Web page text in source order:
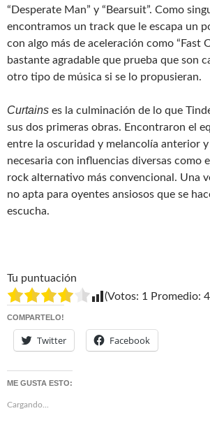
“Desperate Man” y “Bearsuit”. Como
encontramos un track que le escapa un
con algo más de aceleración como “Fast
bastante agradable que prueba que son
otro tipo de música si se lo propusieran.
Curtains es la culminación de lo que
sus dos primeras obras. Encontraron el
entre la oscuridad y melancolía anterior y
necesaria con influencias diversas como
rock alternativo más convencional. Una
no apta para oyentes ansiosos que se
escucha.
Tu puntuación
(Votos: 1 Promedio: 4
COMPARTELO!
Twitter Facebook
ME GUSTA ESTO:
Cargando...